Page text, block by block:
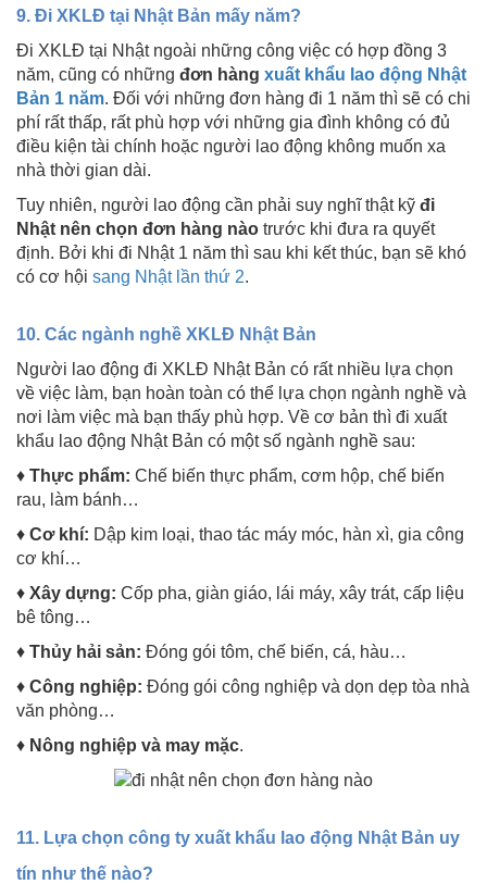
9. Đi XKLĐ tại Nhật Bản mấy năm?
Đi XKLĐ tại Nhật ngoài những công việc có hợp đồng 3
năm, cũng có những đơn hàng xuất khẩu lao động Nhật
Bản 1 năm. Đối với những đơn hàng đi 1 năm thì sẽ có chi
phí rất thấp, rất phù hợp với những gia đình không có đủ
điều kiện tài chính hoặc người lao động không muốn xa
nhà thời gian dài.
Tuy nhiên, người lao động cần phải suy nghĩ thật kỹ đi
Nhật nên chọn đơn hàng nào trước khi đưa ra quyết
định. Bởi khi đi Nhật 1 năm thì sau khi kết thúc, bạn sẽ khó
có cơ hội sang Nhật lần thứ 2.
10. Các ngành nghề XKLĐ Nhật Bản
Người lao động đi XKLĐ Nhật Bản có rất nhiều lựa chọn
về việc làm, bạn hoàn toàn có thể lựa chọn ngành nghề và
nơi làm việc mà bạn thấy phù hợp. Về cơ bản thì đi xuất
khẩu lao động Nhật Bản có một số ngành nghề sau:
♦ Thực phẩm: Chế biến thực phẩm, cơm hộp, chế biến
rau, làm bánh…
♦ Cơ khí: Dập kim loại, thao tác máy móc, hàn xì, gia công
cơ khí…
♦ Xây dựng: Cốp pha, giàn giáo, lái máy, xây trát, cấp liệu
bê tông…
♦ Thủy hải sản: Đóng gói tôm, chế biến, cá, hàu…
♦ Công nghiệp: Đóng gói công nghiệp và dọn dẹp tòa nhà
văn phòng…
♦ Nông nghiệp và may mặc.
11. Lựa chọn công ty xuất khẩu lao động Nhật Bản uy
tín như thế nào?